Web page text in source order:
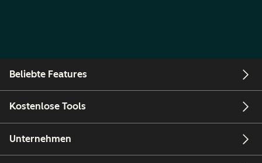
Beliebte Features
Kostenlose Tools
Unternehmen